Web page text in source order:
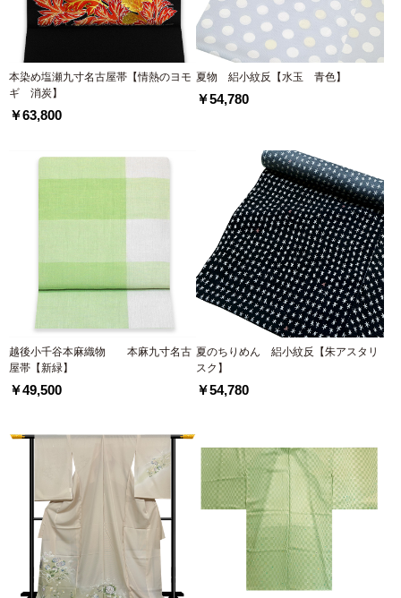
本染め塩瀬九寸名古屋帯【情熱のヨモ
ギ 消炭】
￥63,800
夏物 絽小紋反【水玉 青色】
￥54,780
越後小千谷本麻織物 本麻九寸名古
屋帯【新緑】
￥49,500
夏のちりめん 絽小紋反【朱アスタリ
スク】
￥54,780